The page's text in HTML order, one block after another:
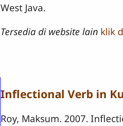
West Java.
Tersedia di website lain klik
Inflectional Verb in
Roy, Maksum. 2007.